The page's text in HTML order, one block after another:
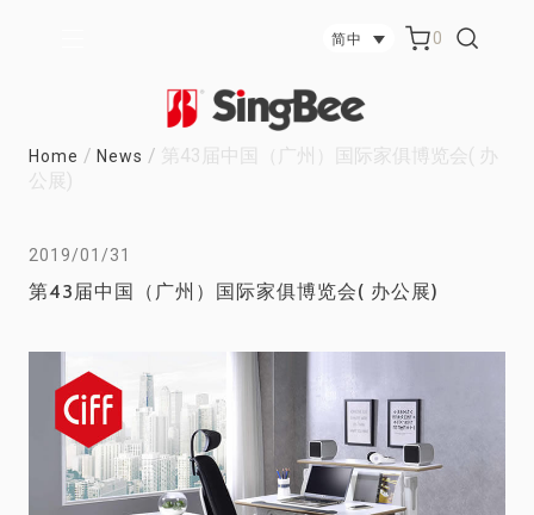
简中 0
Home / News / 第43届中国（广州）国际家俱博览会( 办
公展)
2019/01/31
第43届中国（广州）国际家俱博览会( 办公展)